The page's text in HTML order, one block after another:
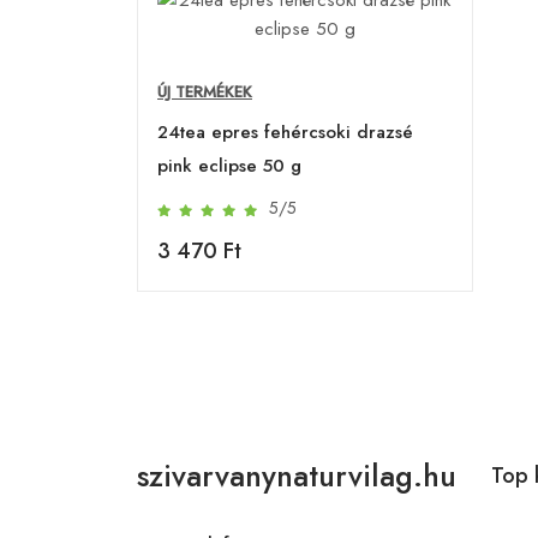
ÚJ TERMÉKEK
24tea epres fehércsoki drazsé
pink eclipse 50 g
5/5
3 470 Ft
szivarvanynaturvilag.hu Top